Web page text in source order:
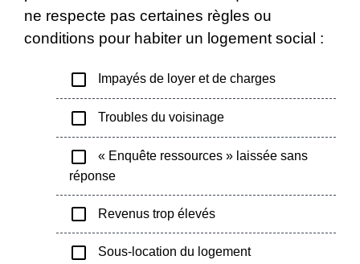
ne respecte pas certaines règles ou
conditions pour habiter un logement social :
check_box_outline_blank Impayés de loyer et de charges
check_box_outline_blank Troubles du voisinage
check_box_outline_blank
« Enquête ressources » laissée sans
réponse
check_box_outline_blank Revenus trop élevés
check_box_outline_blank Sous-location du logement